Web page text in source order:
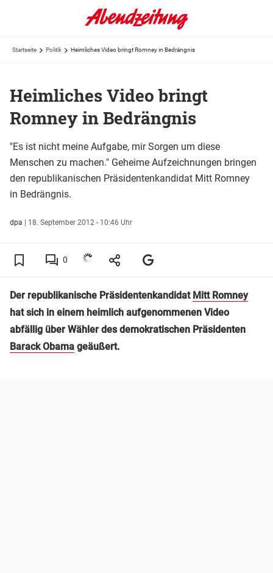
Startseite Politik Heimliches Video bringt Romney in Bedrängnis
Heimliches Video bringt
Romney in Bedrängnis
"Es ist nicht meine Aufgabe, mir Sorgen um diese
Menschen zu machen." Geheime Aufzeichnungen bringen
den republikanischen Präsidentenkandidat Mitt Romney
in Bedrängnis.
dpa | 18. September 2012 - 10:46 Uhr
0
Der republikanische Präsidentenkandidat Mitt Romney
hat sich in einem heimlich aufgenommenen Video
abfällig über Wähler des demokratischen Präsidenten
Barack Obama geäußert.